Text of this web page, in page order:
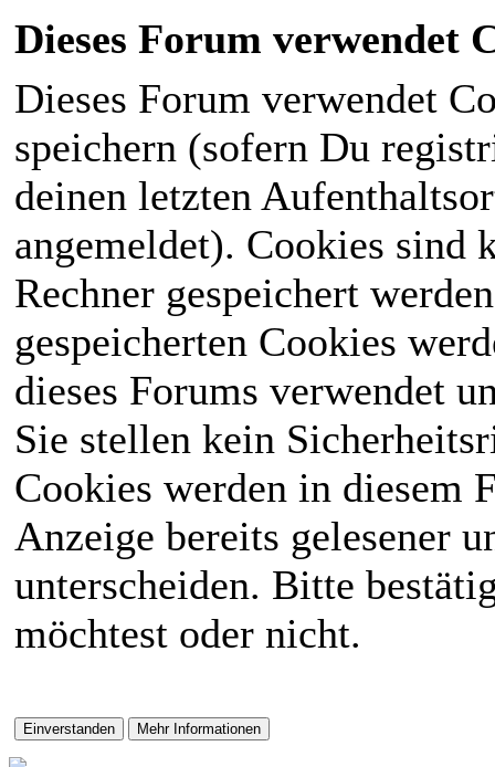
Dieses Forum verwendet
Dieses Forum verwendet
speichern (sofern Du
deinen letzten
angemeldet). Cookies sind
Rechner gespeichert
gespeicherten Cookies
dieses Forums verwendet
Sie stellen kein
Cookies werden in diesem
Anzeige bereits gelesener
unterscheiden. Bitte
möchtest oder nicht.